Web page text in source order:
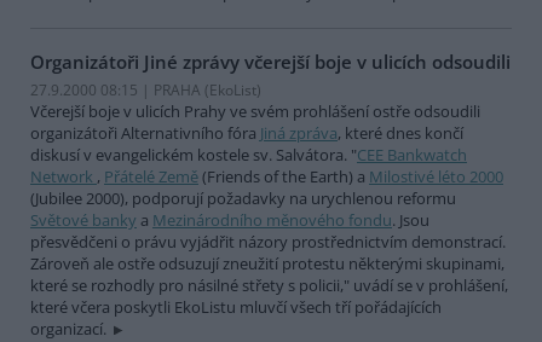
Organizátoři Jiné zprávy včerejší boje v ulicích odsoudili
27.9.2000 08:15 | PRAHA (EkoList)
Včerejší boje v ulicích Prahy ve svém prohlášení ostře odsoudili
organizátoři Alternativního fóra Jiná zpráva, které dnes končí
diskusí v evangelickém kostele sv. Salvátora. "CEE Bankwatch
Network , Přátelé Země(Friends of the Earth) a Milostivé léto 2000
(Jubilee 2000), podporují požadavky na urychlenou reformu
Světové banky a Mezinárodního měnového fondu. Jsou
přesvědčeni o právu vyjádřit názory prostřednictvím demonstrací.
Zároveň ale ostře odsuzují zneužití protestu některými skupinami,
které se rozhodly pro násilné střety s policii," uvádí se v prohlášení,
které včera poskytli EkoListu mluvčí všech tří pořádajících
organizací.